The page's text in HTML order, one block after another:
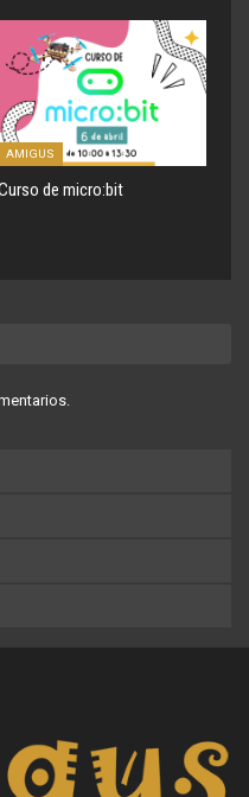
AMIGUS
de micro:bit